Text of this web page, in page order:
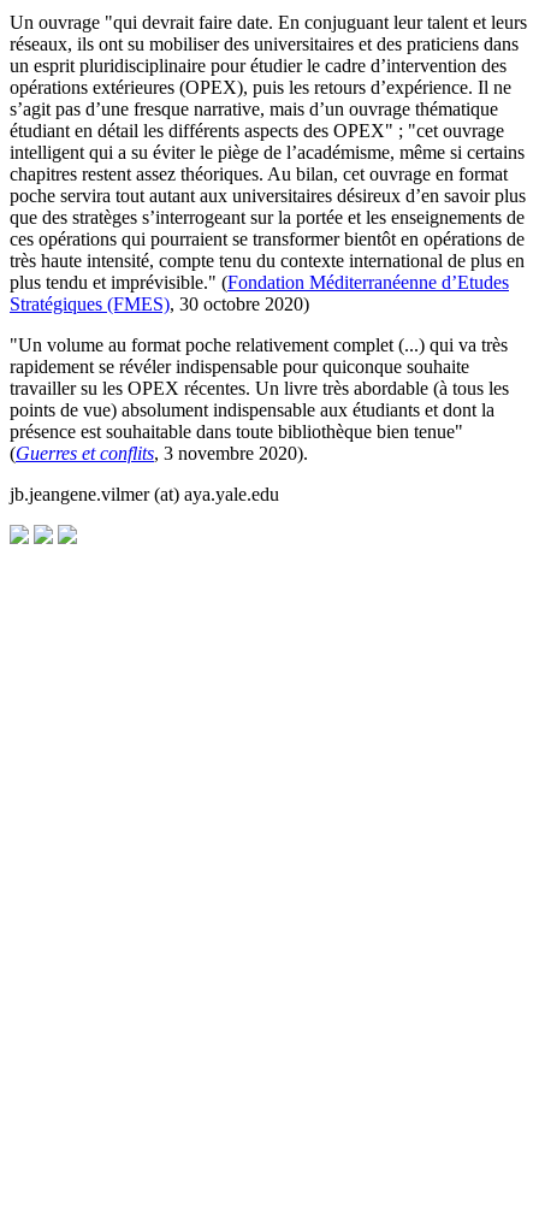
Un ouvrage "qui devrait faire date. En conjuguant leur talent et leurs
réseaux, ils ont su mobiliser des universitaires et des praticiens dans
un esprit pluridisciplinaire pour étudier le cadre d’intervention des
opérations extérieures (OPEX), puis les retours d’expérience. Il ne
s’agit pas d’une fresque narrative, mais d’un ouvrage thématique
étudiant en détail les différents aspects des OPEX" ; "cet ouvrage
intelligent qui a su éviter le piège de l’académisme, même si certains
chapitres restent assez théoriques. Au bilan, cet ouvrage en format
poche servira tout autant aux universitaires désireux d’en savoir plus
que des stratèges s’interrogeant sur la portée et les enseignements de
ces opérations qui pourraient se transformer bientôt en opérations de
très haute intensité, compte tenu du contexte international de plus en
plus tendu et imprévisible." (Fondation Méditerranéenne d’Etudes
Stratégiques (FMES), 30 octobre 2020)
"Un volume au format poche relativement complet (...) qui va très
rapidement se révéler indispensable pour quiconque souhaite
travailler su les OPEX récentes. Un livre très abordable (à tous les
points de vue) absolument indispensable aux étudiants et dont la
présence est souhaitable dans toute bibliothèque bien tenue"
(Guerres et conflits, 3 novembre 2020).
jb.jeangene.vilmer (at) aya.yale.edu